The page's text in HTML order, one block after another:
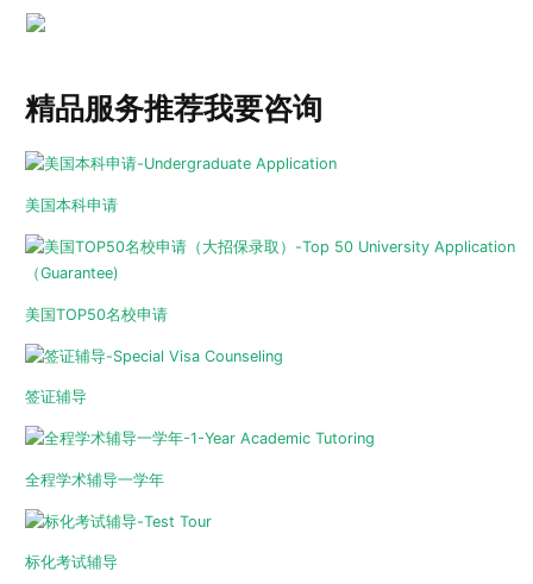
精品服务推荐我要咨询
美国本科申请
美国TOP50名校申请
签证辅导
全程学术辅导一学年
标化考试辅导